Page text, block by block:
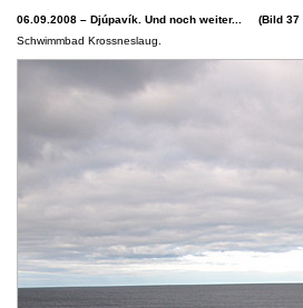
06.09.2008 – Djúpavík. Und noch weiter... (Bild 37
Schwimmbad Krossneslaug.